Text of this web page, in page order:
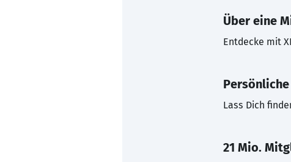
Über eine
Entdecke mit
Lass Dich
21 Mio.